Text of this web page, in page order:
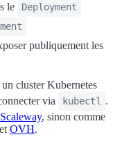
le Deployment
publiquement les
cluster Kubernetes
via
kubectl
.
Scaleway, sinon comme
et OVH.